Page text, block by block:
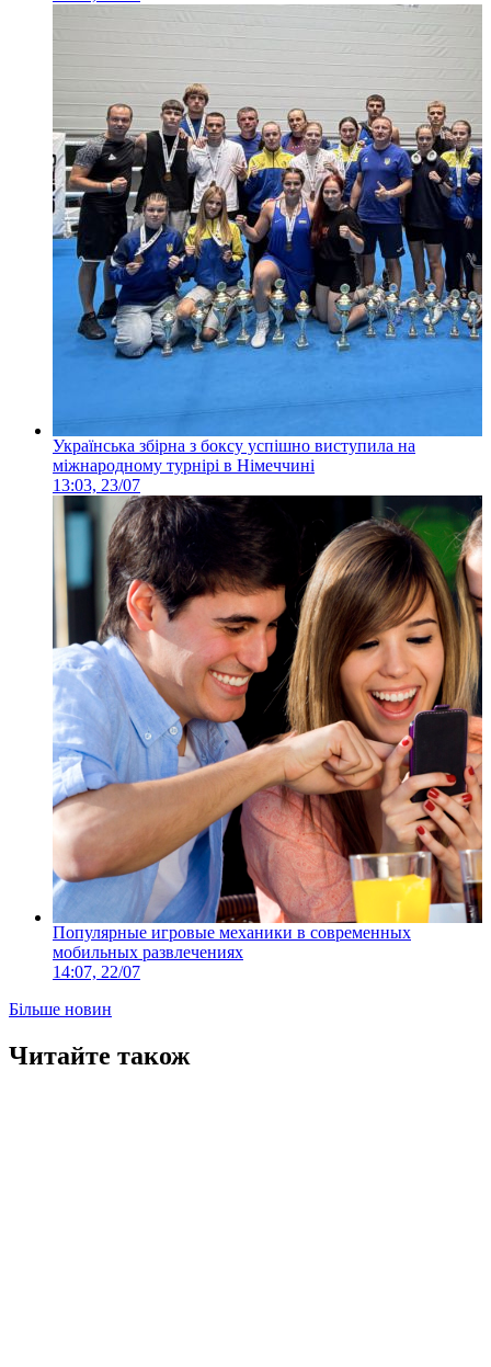
Українська збірна з боксу успішно виступила на
міжнародному турнірі в Німеччині
13:03, 23/07
Популярные игровые механики в современных
мобильных развлечениях
14:07, 22/07
Більше новин
Читайте також